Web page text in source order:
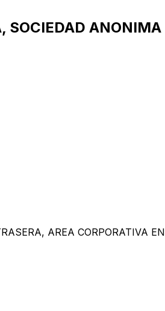
SOCIEDAD ANONIMA
AREA CORPORATIVA